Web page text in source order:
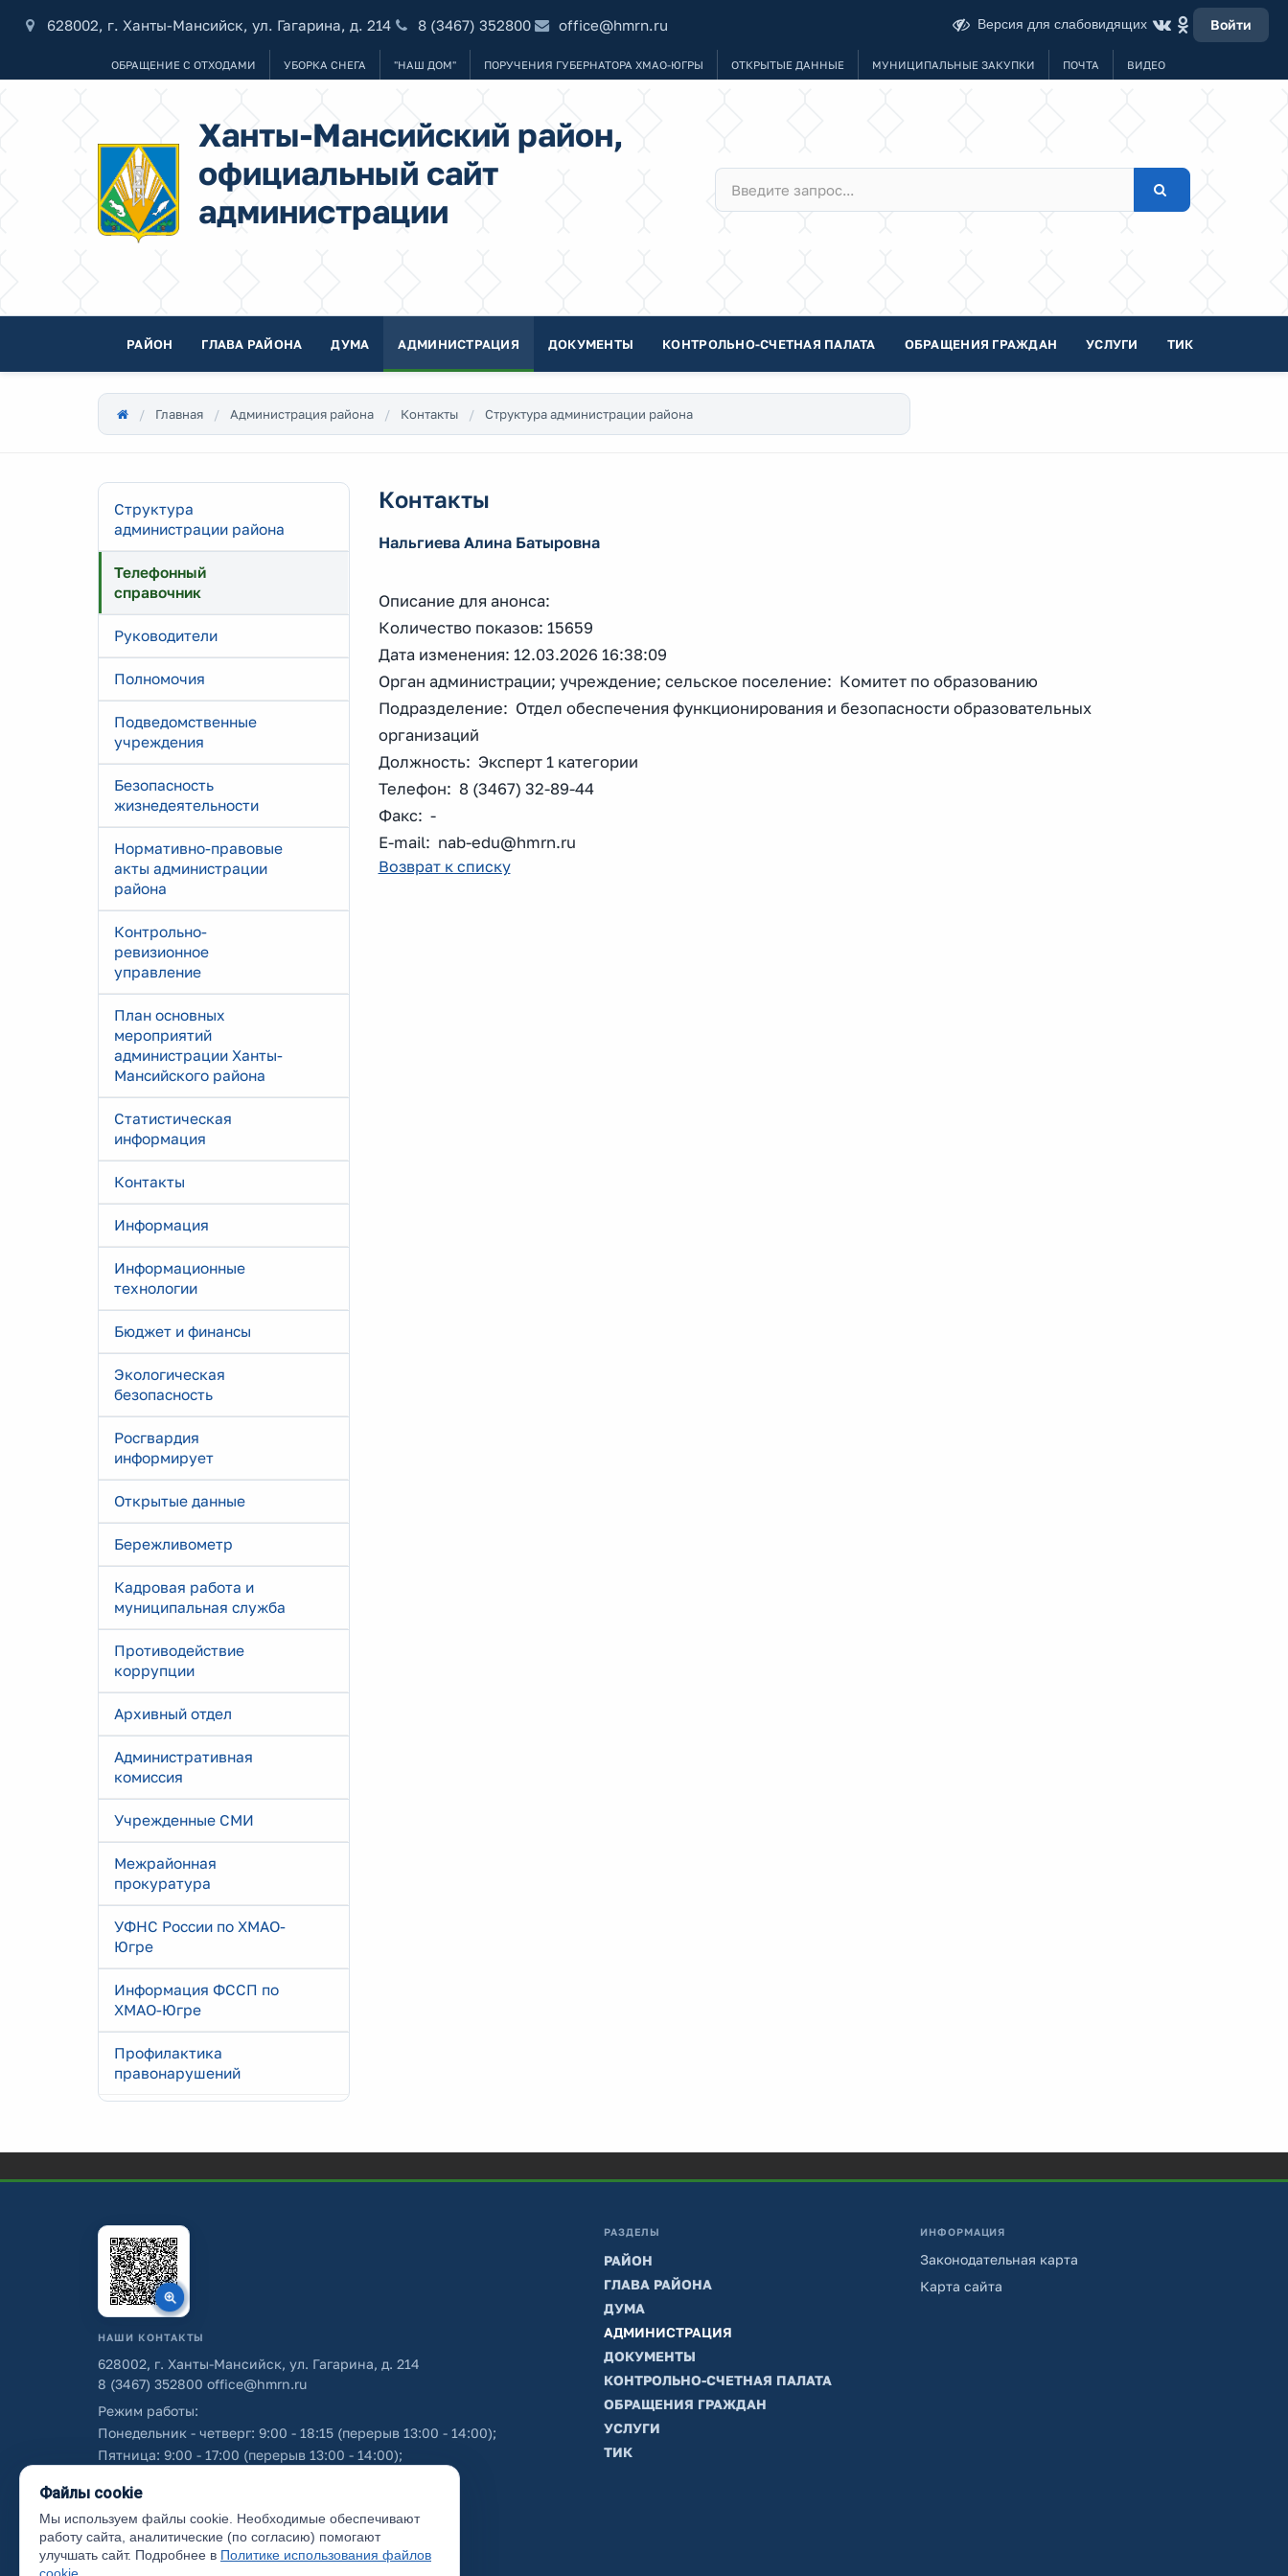
628002, г. Ханты-Мансийск, ул. Гагарина, д. 214 8 (3467) 352800 office@hmrn.ru Версия для слабовидящих Войти
ОБРАЩЕНИЕ С ОТХОДАМИ УБОРКА СНЕГА "НАШ ДОМ" ПОРУЧЕНИЯ ГУБЕРНАТОРА ХМАО-ЮГРЫ ОТКРЫТЫЕ ДАННЫЕ МУНИЦИПАЛЬНЫЕ ЗАКУПКИ ПОЧТА ВИДЕО
Ханты-Мансийский район,
официальный сайт
администрации
РАЙОН ГЛАВА РАЙОНА ДУМА АДМИНИСТРАЦИЯ ДОКУМЕНТЫ КОНТРОЛЬНО-СЧЕТНАЯ ПАЛАТА ОБРАЩЕНИЯ ГРАЖДАН УСЛУГИ ТИК
Главная Администрация района Контакты Структура администрации района
Структура
администрации района
Телефонный
справочник
Руководители
Полномочия
Подведомственные
учреждения
Безопасность
жизнедеятельности
Нормативно-правовые
акты администрации
района
Контрольно-
ревизионное
управление
План основных
мероприятий
администрации Ханты-
Мансийского района
Статистическая
информация
Контакты
Информация
Информационные
технологии
Бюджет и финансы
Экологическая
безопасность
Росгвардия
информирует
Открытые данные
Бережливометр
Кадровая работа и
муниципальная служба
Противодействие
коррупции
Архивный отдел
Административная
комиссия
Учрежденные СМИ
Межрайонная
прокуратура
УФНС России по ХМАО-
Югре
Информация ФССП по
ХМАО-Югре
Профилактика
правонарушений
Контакты
Нальгиева Алина Батыровна
Описание для анонса:
Количество показов: 15659
Дата изменения: 12.03.2026 16:38:09
Орган администрации; учреждение; сельское поселение: Комитет по образованию
Подразделение: Отдел обеспечения функционирования и безопасности образовательных
организаций
Должность: Эксперт 1 категории
Телефон: 8 (3467) 32-89-44
Факс: -
E-mail: nab-edu@hmrn.ru
Возврат к списку
НАШИ КОНТАКТЫ
628002, г. Ханты-Мансийск, ул. Гагарина, д. 214
8 (3467) 352800 office@hmrn.ru
Режим работы:
Понедельник - четверг: 9:00 - 18:15 (перерыв 13:00 - 14:00);
Пятница: 9:00 - 17:00 (перерыв 13:00 - 14:00);
Об использовании персональных данных
РАЗДЕЛЫ
РАЙОН
ГЛАВА РАЙОНА
ДУМА
АДМИНИСТРАЦИЯ
ДОКУМЕНТЫ
КОНТРОЛЬНО-СЧЕТНАЯ ПАЛАТА
ОБРАЩЕНИЯ ГРАЖДАН
УСЛУГИ
ТИК
ИНФОРМАЦИЯ
Законодательная карта
Карта сайта
Файлы cookie
Мы используем файлы cookie. Необходимые обеспечивают
работу сайта, аналитические (по согласию) помогают
улучшать сайт. Подробнее в Политике использования файлов